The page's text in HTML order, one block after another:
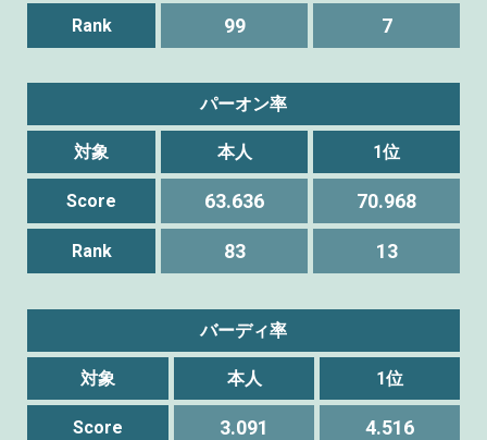
Rank 99 7
パーオン率
対象 本人 1位
Score 63.636 70.968
Rank 83 13
バーディ率
対象 本人 1位
Score 3.091 4.516